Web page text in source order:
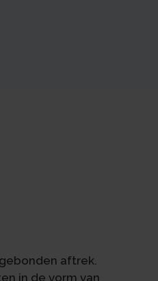
aftrek.
in de vorm van